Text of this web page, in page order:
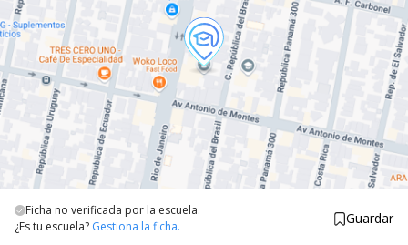
Ficha no verificada por la escuela.
¿Es tu escuela? Gestiona la ficha. Guardar